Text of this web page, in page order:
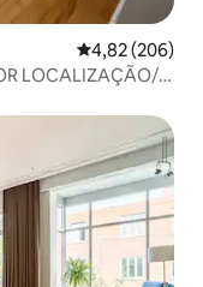
4,82 de uma
4,82 (206)
LOCALIZAÇÃO/